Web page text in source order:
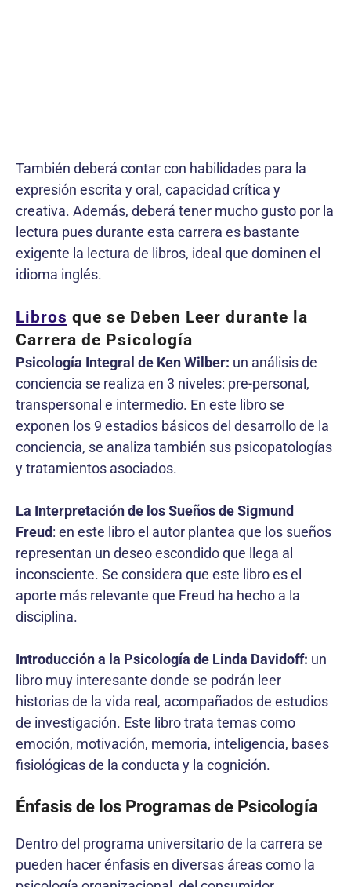
También deberá contar con habilidades para la
expresión escrita y oral, capacidad crítica y
creativa. Además, deberá tener mucho gusto por la
lectura pues durante esta carrera es bastante
exigente la lectura de libros, ideal que dominen el
idioma inglés.
Libros que se Deben Leer durante la
Carrera de Psicología
Psicología Integral de Ken Wilber: un análisis de
conciencia se realiza en 3 niveles: pre-personal,
transpersonal e intermedio. En este libro se
exponen los 9 estadios básicos del desarrollo de la
conciencia, se analiza también sus psicopatologías
y tratamientos asociados.
La Interpretación de los Sueños de Sigmund
Freud: en este libro el autor plantea que los sueños
representan un deseo escondido que llega al
inconsciente. Se considera que este libro es el
aporte más relevante que Freud ha hecho a la
disciplina.
Introducción a la Psicología de Linda Davidoff: un
libro muy interesante donde se podrán leer
historias de la vida real, acompañados de estudios
de investigación. Este libro trata temas como
emoción, motivación, memoria, inteligencia, bases
fisiológicas de la conducta y la cognición.
Énfasis de los Programas de Psicología
Dentro del programa universitario de la carrera se
pueden hacer énfasis en diversas áreas como la